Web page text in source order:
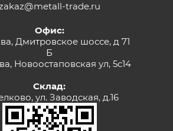
trade.ru
Офис:
Дмитровское шоссе, д 71
Б
Новоостаповская ул, 5с14
Склад:
ул. Заводская, д.16